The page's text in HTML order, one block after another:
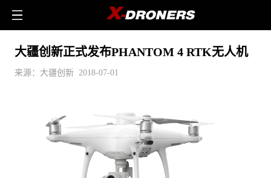
大疆创新正式发布PHANTOM 4 RTK无人机
来源：大疆创新 2018-07-01